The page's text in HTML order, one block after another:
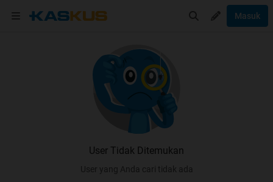
Masuk
User Tidak Ditemukan
User yang Anda cari tidak ada